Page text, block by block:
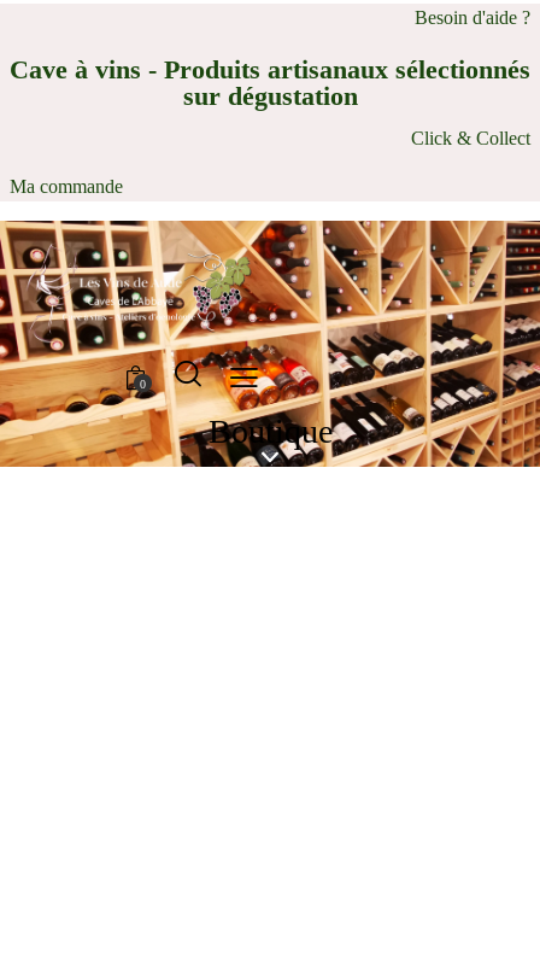
Besoin d'aide ?
Cave à vins - Produits artisanaux sélectionnés
sur dégustation
Click & Collect
Ma commande
0
Boutique